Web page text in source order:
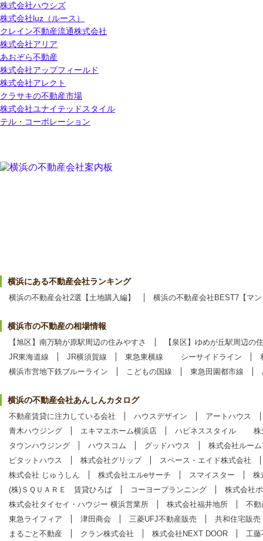
株式会社ハウシズ
株式会社luz（ルース）
クレイン不動産流通株式会社
株式会社アリア
あおぞら不動産
株式会社アップフィールド
株式会社アレクト
クラサキの不動産市場
株式会社ユナイテッドスタイル
テル・コーポレーション
横浜にある不動産会社ランキング
横浜の不動産会社2選【土地購入編】 横浜の不動産会社BEST7【マ
横浜市の不動産の相場情報
【旭区】南万騎が原駅周辺の住みやすさ
【泉区】ゆめが丘駅周辺の
JR東海道線
JR横須賀線 東急東横線 シーサイドライン
横浜市営地下鉄ブルーライン
こどもの国線 東急田園都市線
横浜の不動産会社あんしんカタログ
不動産賃貸に注力している会社 ハウスデザイン
アートハウス
青木ハウジング
エキマエホーム横浜店 ハピネススタイル
株
タウンハウジング
ハウスコム グッドハウス
株式会社ルー
ピタットハウス
株式会社グリップ
スペース・エイド株式会社
株式会社 じゅうしん
株式会社エルeサーチ スマイスター
株
(株)ＳＱＵＡＲＥ 賃貸ひろば
コーヨープランニング
株式会社
株式会社タイセイ・ハウジー 横浜営業所
株式会社福井地所
不動
東急ライフィア
津田商会 三菱UFJ不動産販売
共和住宅販売
まるごと不動産
クラン株式会社 株式会社NEXT DOOR
工藤